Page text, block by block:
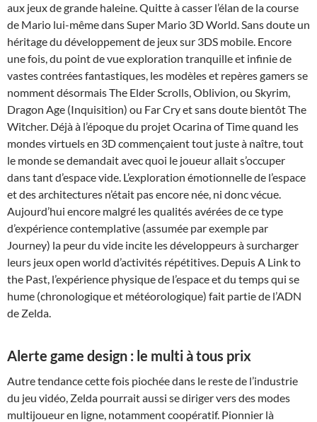
aux jeux de grande haleine. Quitte à casser l’élan de la course
de Mario lui-même dans Super Mario 3D World. Sans doute un
héritage du développement de jeux sur 3DS mobile. Encore
une fois, du point de vue exploration tranquille et infinie de
vastes contrées fantastiques, les modèles et repères gamers se
nomment désormais The Elder Scrolls, Oblivion, ou Skyrim,
Dragon Age (Inquisition) ou Far Cry et sans doute bientôt The
Witcher. Déjà à l’époque du projet Ocarina of Time quand les
mondes virtuels en 3D commençaient tout juste à naître, tout
le monde se demandait avec quoi le joueur allait s’occuper
dans tant d’espace vide. L’exploration émotionnelle de l’espace
et des architectures n’était pas encore née, ni donc vécue.
Aujourd’hui encore malgré les qualités avérées de ce type
d’expérience contemplative (assumée par exemple par
Journey) la peur du vide incite les développeurs à surcharger
leurs jeux open world d’activités répétitives. Depuis A Link to
the Past, l’expérience physique de l’espace et du temps qui se
hume (chronologique et météorologique) fait partie de l’ADN
de Zelda.
Alerte game design : le multi à tous prix
Autre tendance cette fois piochée dans le reste de l’industrie
du jeu vidéo, Zelda pourrait aussi se diriger vers des modes
multijoueur en ligne, notamment coopératif. Pionnier là